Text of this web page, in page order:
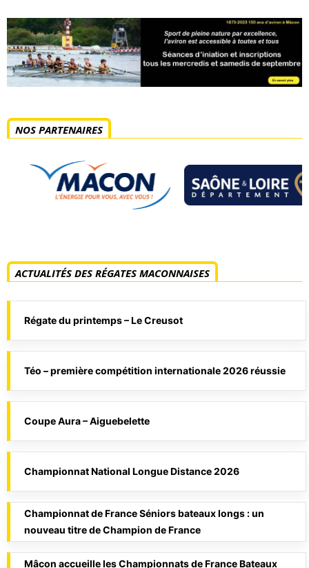
NOS PARTENAIRES
ACTUALITÉS DES RÉGATES MACONNAISES
Régate du printemps – Le Creusot
Téo – première compétition internationale 2026 réussie
Coupe Aura – Aiguebelette
Championnat National Longue Distance 2026
Championnat de France Séniors bateaux longs : un
nouveau titre de Champion de France
Mâcon accueille les Championnats de France Bateaux